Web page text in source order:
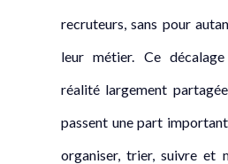
recruteurs, sans pour
leur métier. Ce
réalité largement
passent une part
organiser, trier, suivre et